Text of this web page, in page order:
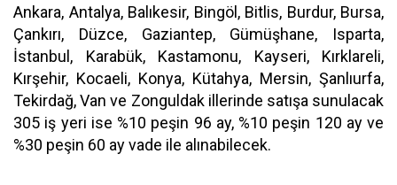
Ankara, Antalya, Balıkesir, Bingöl, Bitlis, Burdur, Bursa,
Çankırı, Düzce, Gaziantep, Gümüşhane, Isparta,
İstanbul, Karabük, Kastamonu, Kayseri, Kırklareli,
Kırşehir, Kocaeli, Konya, Kütahya, Mersin, Şanlıurfa,
Tekirdağ, Van ve Zonguldak illerinde satışa sunulacak
305 iş yeri ise %10 peşin 96 ay, %10 peşin 120 ay ve
%30 peşin 60 ay vade ile alınabilecek.